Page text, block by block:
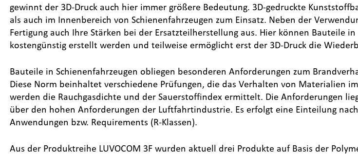
gewinnt der 3D-Druck auch hier immer größere Bedeutung. 3D-gedruckte
als auch im Innenbereich von Schienenfahrzeugen zum Einsatz. Neben der
Fertigung auch Ihre Stärken bei der Ersatzteilherstellung aus. Hier können Bauteile
kostengünstig erstellt werden und teilweise ermöglicht erst der 3D-Druck die
Bauteile in Schienenfahrzeugen obliegen besonderen Anforderungen zum
Diese Norm beinhaltet verschiedene Prüfungen, die das Verhalten von Materialien
werden die Rauchgasdichte und der Sauerstoffindex ermittelt. Die Anforderungen
über den hohen Anforderungen der Luftfahrtindustrie. Es erfolgt eine Einteilung nach
Anwendungen bzw. Requirements (R-Klassen).
Aus der Produktreihe LUVOCOM 3F wurden aktuell drei Produkte auf Basis der